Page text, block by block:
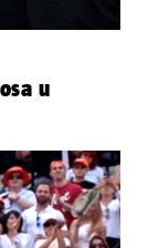
u